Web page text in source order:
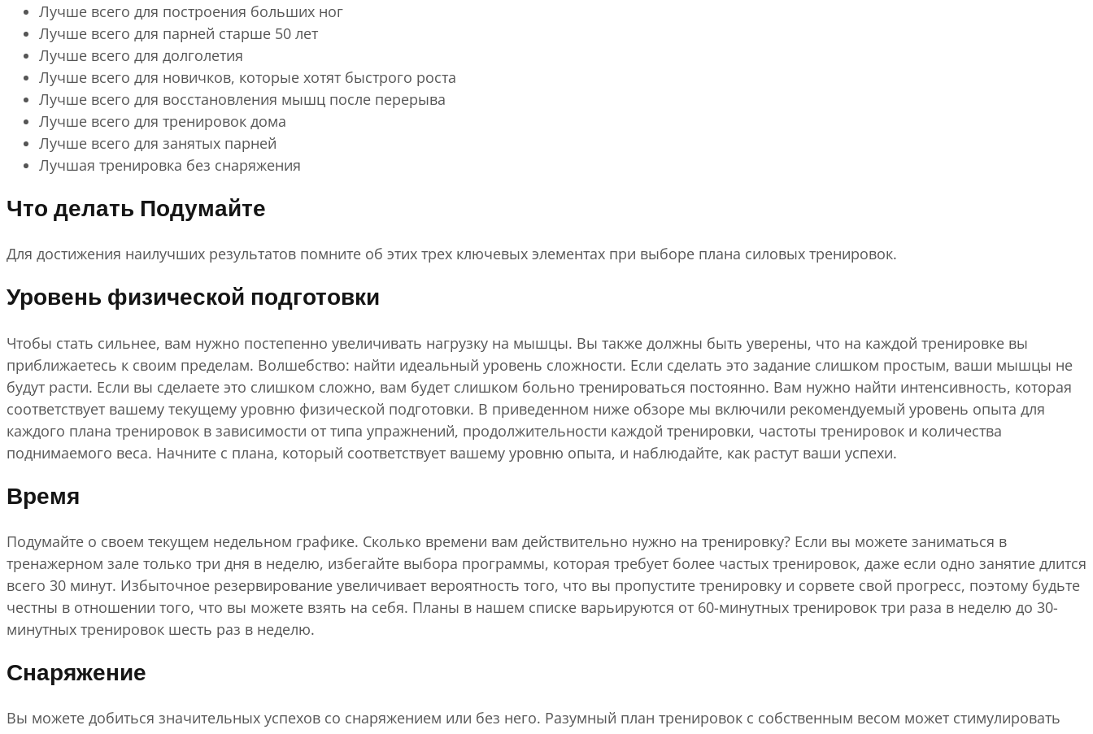
Лучше всего для построения больших ног
Лучше всего для парней старше 50 лет
Лучше всего для долголетия
Лучше всего для новичков, которые хотят быстрого роста
Лучше всего для восстановления мышц после перерыва
Лучше всего для тренировок дома
Лучше всего для занятых парней
Лучшая тренировка без снаряжения
Что делать Подумайте
Для достижения наилучших результатов помните об этих трех ключевых элементах при выборе плана силовых тренировок.
Уровень физической подготовки
Чтобы стать сильнее, вам нужно постепенно увеличивать нагрузку на мышцы. Вы также должны быть уверены, что на каждой тренировке вы
приближаетесь к своим пределам. Волшебство: найти идеальный уровень сложности. Если сделать это задание слишком простым, ваши мышцы не
будут расти. Если вы сделаете это слишком сложно, вам будет слишком больно тренироваться постоянно. Вам нужно найти интенсивность, которая
соответствует вашему текущему уровню физической подготовки. В приведенном ниже обзоре мы включили рекомендуемый уровень опыта для
каждого плана тренировок в зависимости от типа упражнений, продолжительности каждой тренировки, частоты тренировок и количества
поднимаемого веса. Начните с плана, который соответствует вашему уровню опыта, и наблюдайте, как растут ваши успехи.
Время
Подумайте о своем текущем недельном графике. Сколько времени вам действительно нужно на тренировку? Если вы можете заниматься в
тренажерном зале только три дня в неделю, избегайте выбора программы, которая требует более частых тренировок, даже если одно занятие длится
всего 30 минут. Избыточное резервирование увеличивает вероятность того, что вы пропустите тренировку и сорвете свой прогресс, поэтому будьте
честны в отношении того, что вы можете взять на себя. Планы в нашем списке варьируются от 60-минутных тренировок три раза в неделю до 30-
минутных тренировок шесть раз в неделю.
Снаряжение
Вы можете добиться значительных успехов со снаряжением или без него. Разумный план тренировок с собственным весом может стимулировать